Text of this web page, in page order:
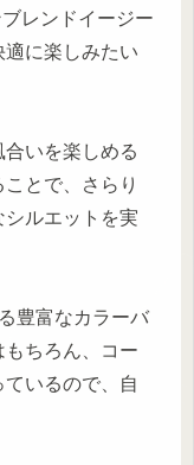
レンドイージー
に楽しみたい
いを楽しめる
とで、さらり
ルエットを実
豊富なカラーバ
もちろん、コー
いるので、自